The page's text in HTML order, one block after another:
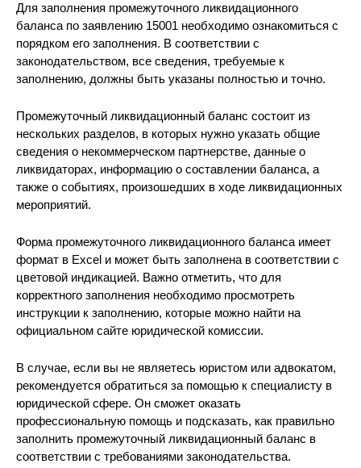
Для заполнения промежуточного ликвидационного
баланса по заявлению 15001 необходимо ознакомиться с
порядком его заполнения. В соответствии с
законодательством, все сведения, требуемые к
заполнению, должны быть указаны полностью и точно.
Промежуточный ликвидационный баланс состоит из
нескольких разделов, в которых нужно указать общие
сведения о некоммерческом партнерстве, данные о
ликвидаторах, информацию о составлении баланса, а
также о событиях, произошедших в ходе ликвидационных
мероприятий.
Форма промежуточного ликвидационного баланса имеет
формат в Excel и может быть заполнена в соответствии с
цветовой индикацией. Важно отметить, что для
корректного заполнения необходимо просмотреть
инструкции к заполнению, которые можно найти на
официальном сайте юридической комиссии.
В случае, если вы не являетесь юристом или адвокатом,
рекомендуется обратиться за помощью к специалисту в
юридической сфере. Он сможет оказать
профессиональную помощь и подсказать, как правильно
заполнить промежуточный ликвидационный баланс в
соответствии с требованиями законодательства.